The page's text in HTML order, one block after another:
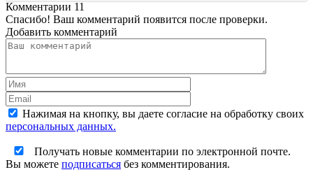
Комментарии 11
Спасибо! Ваш комментарий появится после проверки.
Добавить комментарий
Нажимая на кнопку, вы даете согласие на обработку своих
персональных данных.
Получать новые комментарии по электронной почте.
Вы можете подписаться без комментирования.